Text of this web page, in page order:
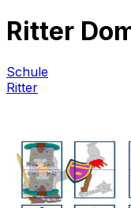
Ritter
Schule
Ritter